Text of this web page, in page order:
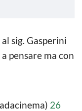
sig. Gasperini
pensare ma con
26